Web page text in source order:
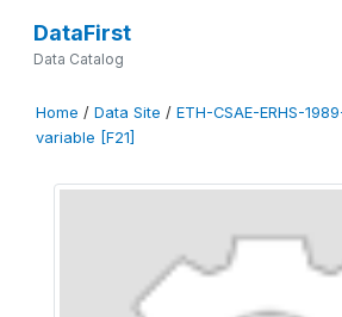
DataFirst
Data Catalog
Home / Data Site / ETH-CSAE-ERHS-
variable [F21]